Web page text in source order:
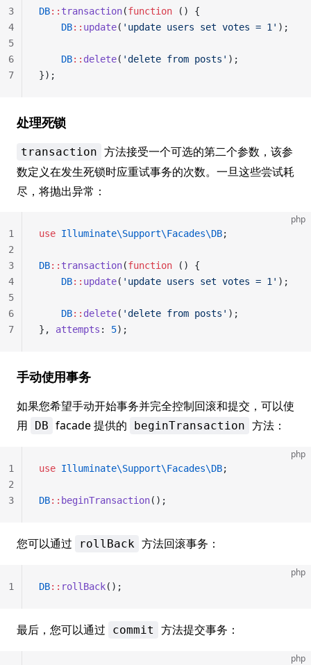
DB:: transaction(function () {
    DB
:: update( 'update users set votes = 1' );
    DB
:: delete( 'delete from posts' );
});
3
4
5
6
7
处理死锁
transaction 方法接受一个可选的第二个参数，该参
数定义在发生死锁时应重试事务的次数。一旦这些尝试耗
尽，将抛出异常：
php
use Illuminate\Support\Facades\DB;
DB:: transaction(function () {
    DB
:: update( 'update users set votes = 1' );
    DB
:: delete( 'delete from posts' );
}, attempts : 5);
1
2
3
4
5
6
7
手动使用事务
如果您希望手动开始事务并完全控制回滚和提交，可以使
用
DB facade 提供的 beginTransaction 方法：
php
use Illuminate\Support\Facades\DB;
DB:: beginTransaction();
1
2
3
您可以通过 rollBack 方法回滚事务：
php
DB:: rollBack();
1
最后，您可以通过 commit 方法提交事务：
php